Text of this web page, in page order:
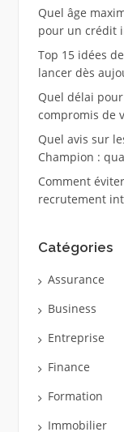
Quel âge
pour un crédit
Top 15 idées
lancer dès
Quel délai
compromis de
Quel avis sur
Champion :
Comment
recrutement
Catégories
Assurance
Business
Entreprise
Finance
Formation
Immobilier